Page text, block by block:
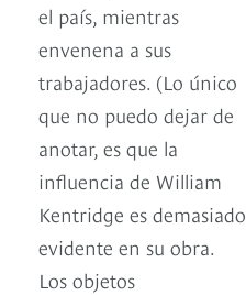
el país, mientras
envenena a sus
trabajadores. (Lo único
que no puedo dejar de
anotar, es que la
influencia de William
Kentridge es demasiado
evidente en su obra.
Los objetos